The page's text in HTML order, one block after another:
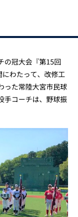
の冠大会『第15回
わたって、改修工
った常陸大宮市民球
手コーチは、野球振